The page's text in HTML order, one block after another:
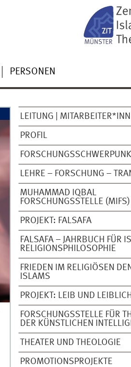
PERSONEN
LEITUNG |
PROFIL
LEHRE – FORSCHUNG –
MUHAMMAD IQBAL
FORSCHUNGSSTELLE (MIFS)
PROJEKT: FALSAFA
FALSAFA – JAHRBUCH FÜR
RELIGIONSPHILOSOPHIE
FRIEDEN IM RELIGIÖSEN
ISLAMS
PROJEKT: LEIB UND
FORSCHUNGSSTELLE FÜR
DER KÜNSTLICHEN
THEATER UND THEOLOGIE
PROMOTIONSPROJEKTE